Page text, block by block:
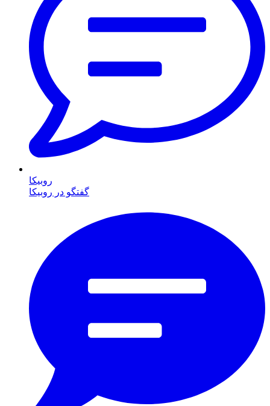
روبیکا
گفتگو در روبیکا